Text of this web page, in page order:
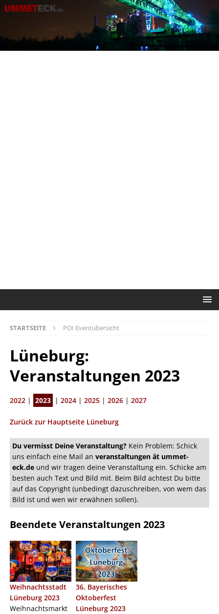
STARTSEITE POI Eventübersicht
Lüneburg:
Veranstaltungen 2023
2022 | 2023 | 2024 | 2025 | 2026 | 2027
Zurück zur Hauptseite Lüneburg
Du vermisst Deine Veranstaltung? Kein Problem: Schick
uns einfach eine Mail an veranstaltungen ät ummet-
eck.de und wir tragen deine Veranstaltung ein. Schicke am
besten auch Text und Bild mit. Beim Bild achtest Du bitte
auf das Copyright (unbedingt dazuschreiben, von wem das
Bild ist und wen wir erwähnen sollen).
Beendete Veranstaltungen 2023
Weihnachtsstadt
Lüneburg 2023
Weihnachtsmarkt
36. Bayerisches
Oktoberfest
Lüneburg 2023